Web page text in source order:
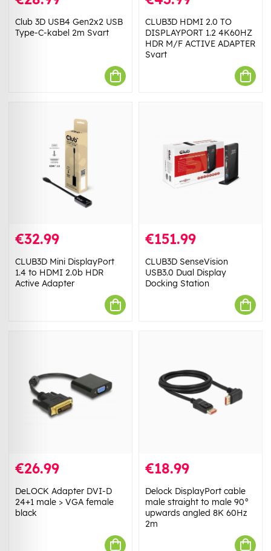
Club 3D USB4 Gen2x2 USB
Type-C-kabel 2m Svart
CLUB3D HDMI 2.0 TO
DISPLAYPORT 1.2 4K60HZ
HDR M/F ACTIVE ADAPTER
Svart
€32.99
CLUB3D Mini DisplayPort
1.4 to HDMI 2.0b HDR
Active Adapter
€151.99
CLUB3D SenseVision
USB3.0 Dual Display
Docking Station
€26.99
DeLOCK Adapter DVI-D
24+1 male > VGA female
black
€18.99
Delock DisplayPort cable
male straight to male 90°
upwards angled 8K 60Hz
2m